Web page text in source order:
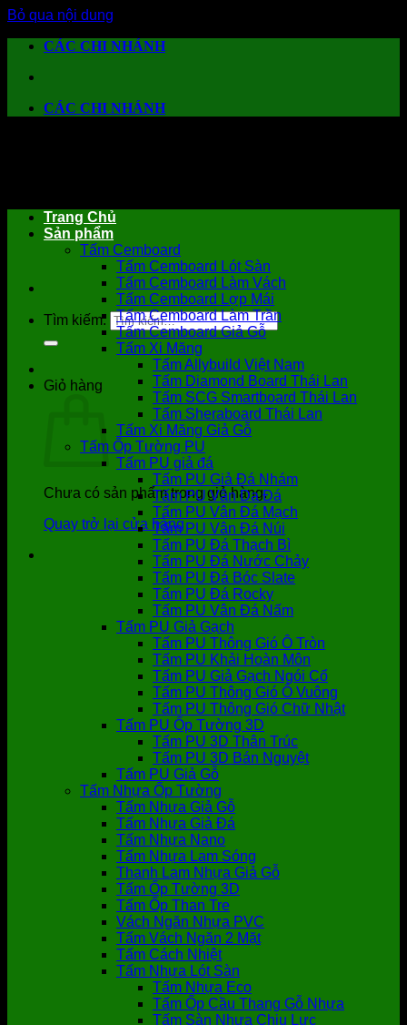
Bỏ qua nội dung
CÁC CHI NHÁNH
CÁC CHI NHÁNH
Tìm kiếm:
Giỏ hàng
Chưa có sản phẩm trong giỏ hàng.
Quay trở lại cửa hàng
Trang Chủ
Sản phẩm
Tấm Cemboard
Tấm Cemboard Lót Sàn
Tấm Cemboard Làm Vách
Tấm Cemboard Lợp Mái
Tấm Cemboard Làm Trần
Tấm Cemboard Giả Gỗ
Tấm Xi Măng
Tấm Allybuild Việt Nam
Tấm Diamond Board Thái Lan
Tấm SCG Smartboard Thái Lan
Tấm Sheraboard Thái Lan
Tấm Xi Măng Giả Gỗ
Tấm Ốp Tường PU
Tấm PU giả đá
Tấm PU Giả Đá Nhám
Tấm PU Vân Da Đá
Tấm PU Vân Đá Mạch
Tấm PU Vân Đá Núi
Tấm PU Đá Thạch Bì
Tấm PU Đá Nước Chảy
Tấm PU Đá Bóc Slate
Tấm PU Đá Rocky
Tấm PU Vân Đá Nấm
Tấm PU Giả Gạch
Tấm PU Thông Gió Ô Tròn
Tấm PU Khải Hoàn Môn
Tấm PU Giả Gạch Ngói Cổ
Tấm PU Thông Gió Ô Vuông
Tấm PU Thông Gió Chữ Nhật
Tấm PU Ốp Tường 3D
Tấm PU 3D Thân Trúc
Tấm PU 3D Bán Nguyệt
Tấm PU Giả Gỗ
Tấm Nhựa Ốp Tường
Tấm Nhựa Giả Gỗ
Tấm Nhựa Giả Đá
Tấm Nhựa Nano
Tấm Nhựa Lam Sóng
Thanh Lam Nhựa Giả Gỗ
Tấm Ốp Tường 3D
Tấm Ốp Than Tre
Vách Ngăn Nhựa PVC
Tấm Vách Ngăn 2 Mặt
Tấm Cách Nhiệt
Tấm Nhựa Lót Sàn
Tấm Nhựa Eco
Tấm Ốp Cầu Thang Gỗ Nhựa
Tấm Sàn Nhựa Chịu Lực